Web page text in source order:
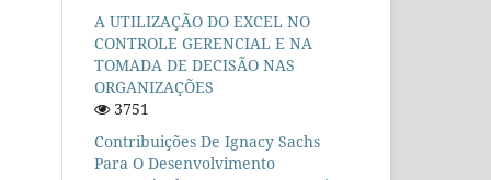
A UTILIZAÇÃO DO EXCEL NO
CONTROLE GERENCIAL E NA
TOMADA DE DECISÃO NAS
ORGANIZAÇÕES
3751
Contribuições De Ignacy Sachs
Para O Desenvolvimento